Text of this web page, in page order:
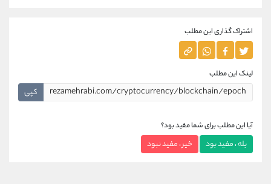
اشتراک گذاری این مطلب
لینک این مطلب
کپی
آیا این مطلب برای شما مفید بود؟
بله ، مفید بود خیر ، مفید نبود